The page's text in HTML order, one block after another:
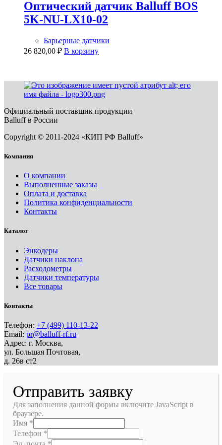
Оптический датчик Balluff BOS
5K-NU-LX10-02
Барьерные датчики
26 820,00 ₽ В корзину
Официальный поставщик продукции
Balluff в России
Copyright © 2011-2024 «КИП РФ Balluff»
Компания
О компании
Выполненные заказы
Оплата и доставка
Политика конфиденциальности
Контакты
Каталог
Энкодеры
Датчики наклона
Расходометры
Датчики температуры
Все товары
Контакты
Телефон: +7 (499) 110-13-22
Email: pr@balluff-rf.ru
Адрес: г. Москва,
ул. Большая Почтовая,
д. 26в ст2
Отправить заявку
Для заполнения данной формы включите JavaScript в
браузере.
Имя *
Телефон *